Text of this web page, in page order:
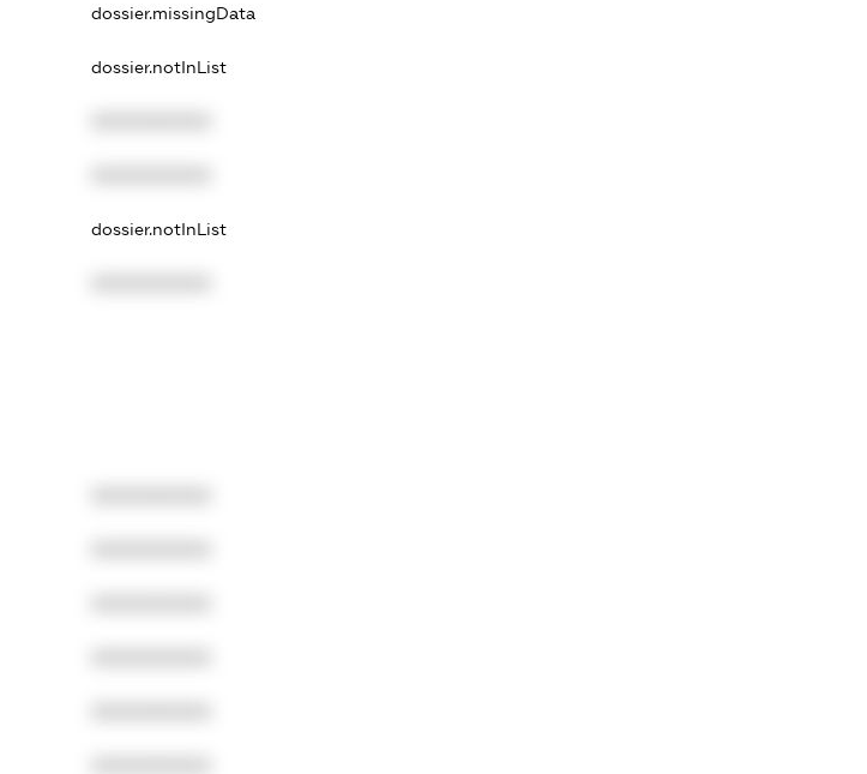
dossier.missingData
dossier.notInList
dossier.notInList